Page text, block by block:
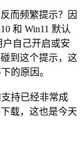
而频繁提示？因
和 Win11 默认
户自己开启或安
到这个提示，这
的原因。
持已经非常成
载，这也是今天